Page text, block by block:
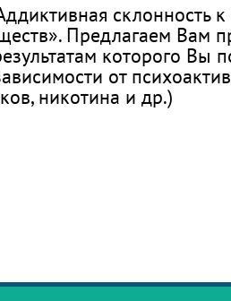
склонность
Предлагаем Вам
которого Вы
от
никотина и др.)